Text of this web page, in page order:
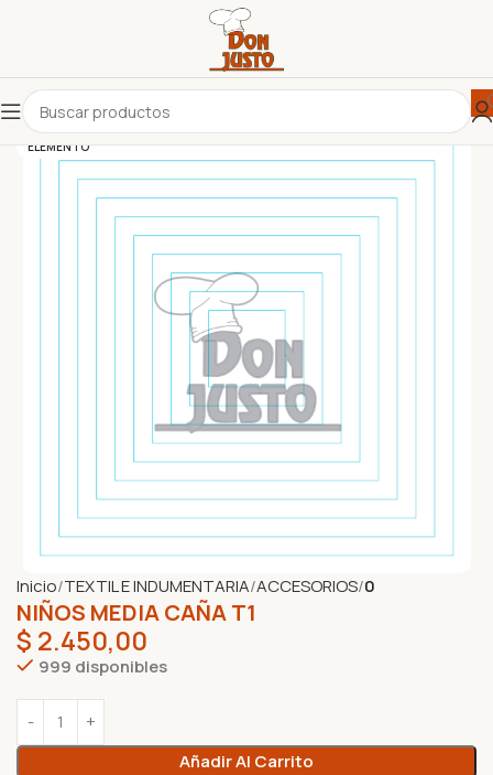
ELEMENTO
Inicio TEXTIL E INDUMENTARIA ACCESORIOS 0
NIÑOS MEDIA CAÑA T1
$ 2.450,00
999 disponibles
Añadir Al Carrito